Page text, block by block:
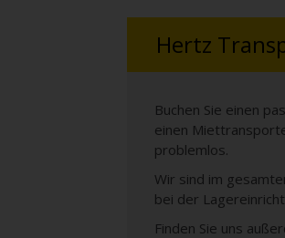
Hertz
Buchen Sie einen
einen
problemlos.
Wir sind im
bei der
Finden Sie uns